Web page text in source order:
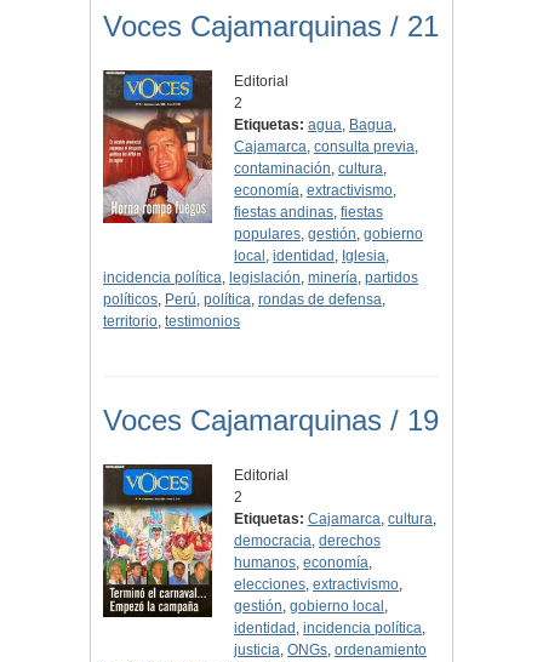
Voces Cajamarquinas / 21
Editorial
2
Etiquetas: agua, Bagua,
Cajamarca,consulta previa,
contaminación,cultura,
economía,extractivismo,
fiestas andinas,fiestas
populares,gestión,gobierno
local ,identidad , Iglesia,
incidencia política, legislación, minería, partidos
políticos, Perú, política, rondas de defensa,
territorio, testimonios
Voces Cajamarquinas / 19
Editorial
2
Etiquetas: Cajamarca,cultura,
democracia,derechos
humanos,economía,
elecciones,extractivismo,
gestión,gobierno local ,
identidad ,incidencia política,
justicia,ONGs,ordenamiento